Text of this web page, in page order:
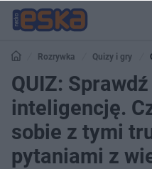
Rozrywka Quizy i gry
poradzisz sobie z tymi trudnymi
QUIZ:
inteligencję.
sobie z tymi
pytaniami z